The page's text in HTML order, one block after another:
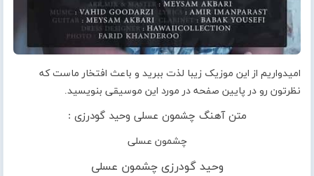
امیدواریم از این موزیک زیبا لذت ببرید و باعث افتخار ماست که
نظرتون رو در پایین صفحه در مورد این موسیقی بنویسید.
متن آهنگ چشمون عسلی وحید گودرزی :
چشمون عسلی
وحید گودرزی چشمون عسلی